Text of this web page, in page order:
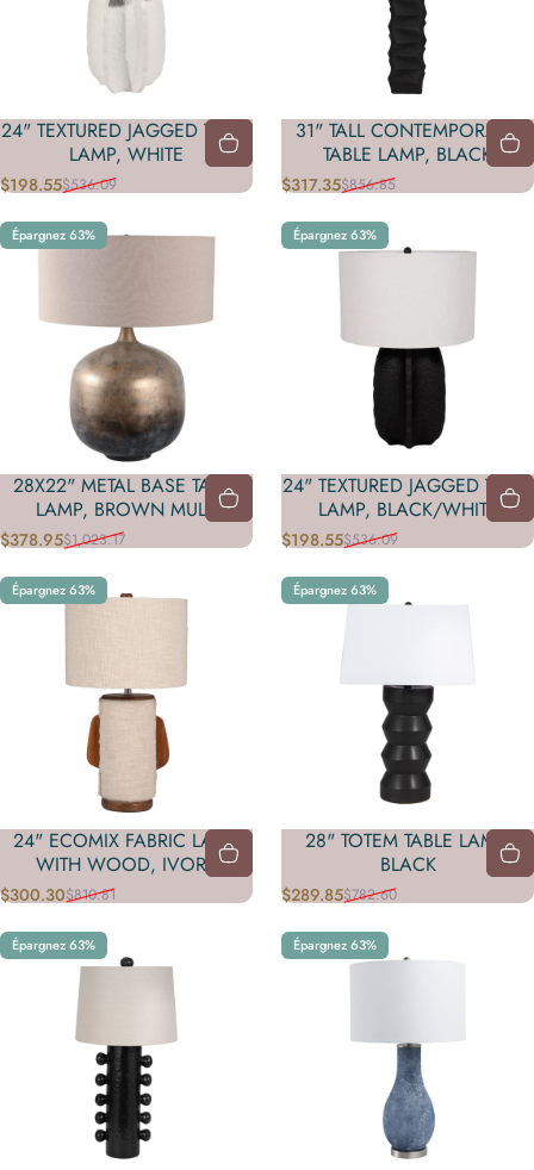
24" TEXTURED JAGGED TABLE
LAMP, WHITE
Prix promotionnel
$198.55
Prix habituel
$536.09
31" TALL CONTEMPORARY
TABLE LAMP, BLACK
Prix promotionnel
$317.35
Prix habituel
$856.85
Épargnez 63%
28X22" METAL BASE TABLE
LAMP, BROWN MULTI
Prix promotionnel
$378.95
Prix habituel
$1,023.17
Épargnez 63%
24" TEXTURED JAGGED TABLE
LAMP, BLACK/WHITE
Prix promotionnel
$198.55
Prix habituel
$536.09
Épargnez 63%
24" ECOMIX FABRIC LAMP
WITH WOOD, IVORY
Prix promotionnel
$300.30
Prix habituel
$810.81
Épargnez 63%
28" TOTEM TABLE LAMP,
BLACK
Prix promotionnel
$289.85
Prix habituel
$782.60
Épargnez 63% Épargnez 63%